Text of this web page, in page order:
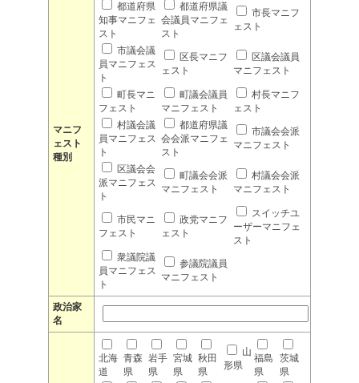
マニフ
ェスト
種別
都道府県
知事マニフェ
スト
都道府県議
会議員マニフェ
スト
市長マニフ
ェスト
市議会議
員マニフェス
ト
区長マニフ
ェスト
区議会議員
マニフェスト
町長マニ
フェスト
町議会議員
マニフェスト
村長マニフ
ェスト
村議会議
員マニフェス
ト
都道府県議
会会派マニフェ
スト
市議会会派
マニフェスト
区議会会
派マニフェス
ト
町議会会派
マニフェスト
村議会会派
マニフェスト
市民マニ
フェスト
政党マニフ
ェスト
スイッチユ
ーザーマニフェ
スト
衆議院議
員マニフェス
ト
参議院議員
マニフェスト
政治家
名
北海
道
青森
県
岩手
県
宮城
県
秋田
県
山
形県
福島
県
茨城
県